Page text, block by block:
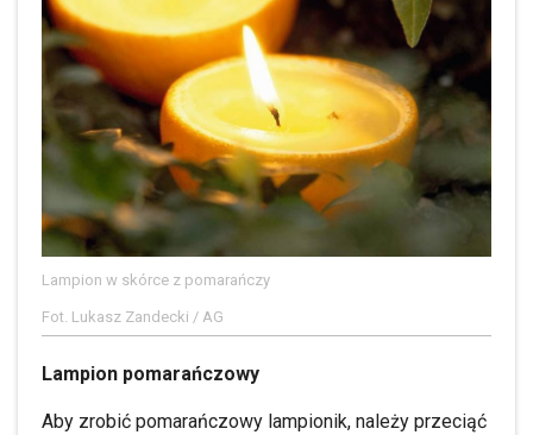
Lampion w skórce z pomarańczy
Fot. Lukasz Zandecki / AG
Lampion pomarańczowy
Aby zrobić pomarańczowy lampionik, należy przeciąć